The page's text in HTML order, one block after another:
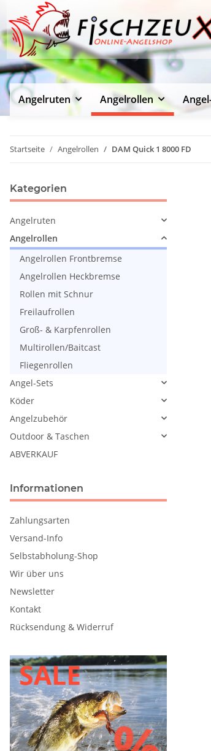
Angelruten Angelrollen
Startseite Angelrollen DAM Quick 1 8000 FD
Kategorien
Angelruten
Angelrollen
Angelrollen Frontbremse
Angelrollen Heckbremse
Rollen mit Schnur
Freilaufrollen
Groß- & Karpfenrollen
Multirollen/Baitcast
Fliegenrollen
Angel-Sets
Köder
Angelzubehör
Outdoor & Taschen
ABVERKAUF
Informationen
Zahlungsarten
Versand-Info
Selbstabholung-Shop
Wir über uns
Newsletter
Kontakt
Rücksendung & Widerruf